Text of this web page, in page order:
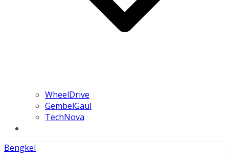
WheelDrive
GembelGaul
TechNova
Bengkel